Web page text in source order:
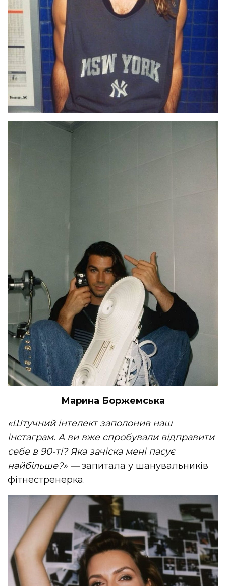
Марина Боржемська
«Штучний інтелект заполонив наш
інстаграм. А ви вже спробували відправити
себе в 90-ті? Яка зачіска мені пасує
найбільше?» —запитала у шанувальників
фітнестренерка.